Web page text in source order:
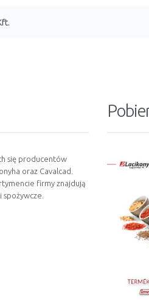
się producentów
oraz Cavalcad.
firmy znajdują